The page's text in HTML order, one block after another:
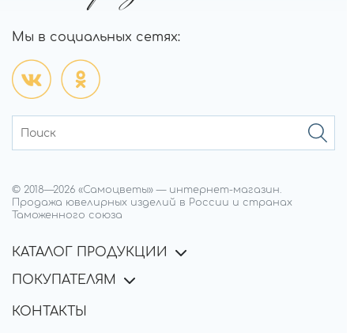
Мы в социальных сетях:
© 2018—2026 «Самоцветы» — интернет-магазин.
Продажа ювелирных изделий в России и странах
Таможенного союза
КАТАЛОГ ПРОДУКЦИИ
ПОКУПАТЕЛЯМ
КОНТАКТЫ